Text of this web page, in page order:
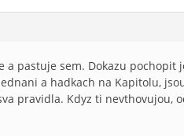
pastuje sem. Dokazu pochopit
a hadkach na Kapitolu,
pravidla. Kdyz ti nevthovujou,